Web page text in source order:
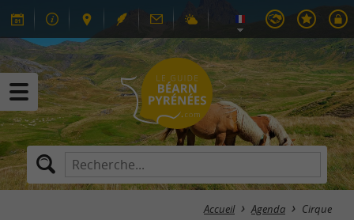
Accueil Agenda Cirque